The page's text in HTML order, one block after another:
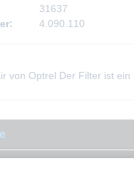
31637
4.090.110
von Optrel Der Filter ist ein